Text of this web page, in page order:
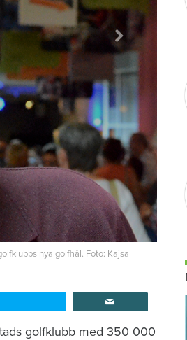
nya golfhål. Foto: Kajsa
golfklubb med 350 000